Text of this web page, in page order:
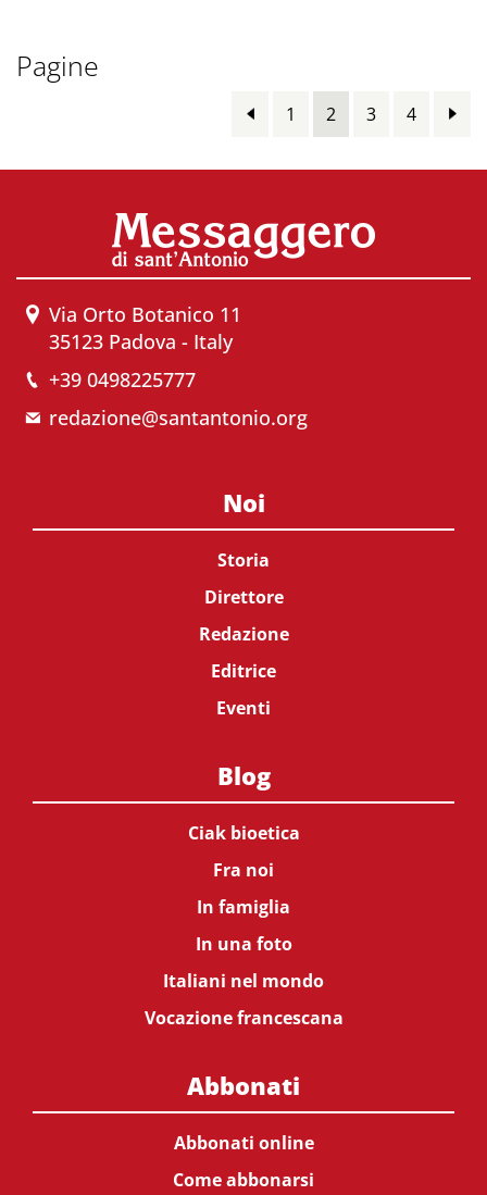
Pagine
1 2 3 4
Via Orto Botanico 11
35123 Padova - Italy
+39 0498225777
redazione@santantonio.org
Noi
Storia
Direttore
Redazione
Editrice
Eventi
Blog
Ciak bioetica
Fra noi
In famiglia
In una foto
Italiani nel mondo
Vocazione francescana
Abbonati
Abbonati online
Come abbonarsi